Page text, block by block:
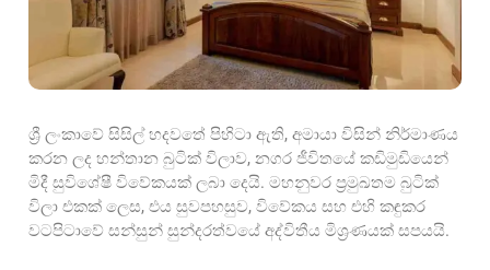
ශ්‍රී ලංකාවේ සිසිල් හදවතේ පිහිටා ඇති, අමායා විසින් නිර්මාණය
කරන ලද හන්තාන බුටික් විලාව, නගර ජීවිතයේ කඩිමුඩියෙන්
මිදී සුවිශේෂී විවේකයක් ලබා දෙයි. මහනුවර ප්‍රමුඛතම බුටික්
විලා එකක් ලෙස, එය සුවපහසුව, විවේකය සහ එහි කඳුකර
වටපිටාවේ සන්සුන් සුන්දරත්වයේ අද්විතීය මිශ්‍රණයක් සපයයි.